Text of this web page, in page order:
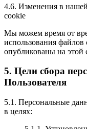
4.6. Изменения в
cookie
Мы можем время от
использования
опубликованы на этой
5. Цели сбора
Пользователя
5.1. Персональные
в целях: